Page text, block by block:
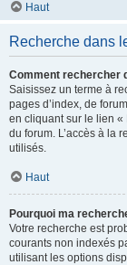
Haut
Recherche dans
Comment rechercher
Saisissez un terme à
pages d’index, de
en cliquant sur le lien
du forum. L’accès à la
utilisés.
Haut
Pourquoi ma
Votre recherche est
courants non indexés
utilisant les options